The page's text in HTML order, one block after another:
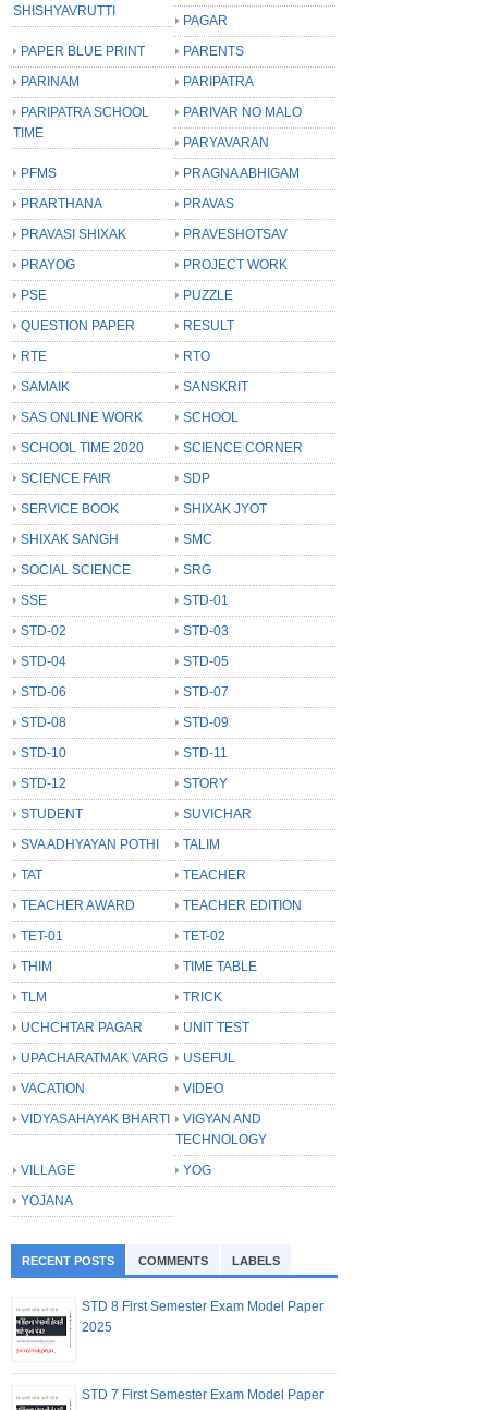
SHISHYAVRUTTI
PAGAR
PAPER BLUE PRINT
PARENTS
PARINAM
PARIPATRA
PARIPATRA SCHOOL
TIME
PARIVAR NO MALO
PARYAVARAN
PFMS
PRAGNA ABHIGAM
PRARTHANA
PRAVAS
PRAVASI SHIXAK
PRAVESHOTSAV
PRAYOG
PROJECT WORK
PSE
PUZZLE
QUESTION PAPER
RESULT
RTE
RTO
SAMAIK
SANSKRIT
SAS ONLINE WORK
SCHOOL
SCHOOL TIME 2020
SCIENCE CORNER
SCIENCE FAIR
SDP
SERVICE BOOK
SHIXAK JYOT
SHIXAK SANGH
SMC
SOCIAL SCIENCE
SRG
SSE
STD-01
STD-02
STD-03
STD-04
STD-05
STD-06
STD-07
STD-08
STD-09
STD-10
STD-11
STD-12
STORY
STUDENT
SUVICHAR
SVA ADHYAYAN POTHI
TALIM
TAT
TEACHER
TEACHER AWARD
TEACHER EDITION
TET-01
TET-02
THIM
TIME TABLE
TLM
TRICK
UCHCHTAR PAGAR
UNIT TEST
UPACHARATMAK VARG
USEFUL
VACATION
VIDEO
VIDYASAHAYAK BHARTI
VIGYAN AND
TECHNOLOGY
VILLAGE
YOG
YOJANA
RECENT POSTS COMMENTS LABELS
STD 8 First Semester Exam Model Paper
2025
STD 7 First Semester Exam Model Paper